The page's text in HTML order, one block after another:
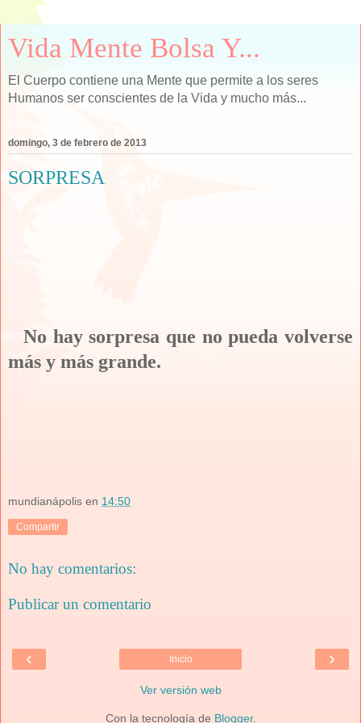
Vida Mente Bolsa Y...
El Cuerpo contiene una Mente que permite a los seres
Humanos ser conscientes de la Vida y mucho más...
domingo, 3 de febrero de 2013
SORPRESA
No hay sorpresa que no pueda volverse
más y más grande.
mundianápolis en 14:50
Compartir
No hay comentarios:
Publicar un comentario
‹ ›
Inicio
Ver versión web
Con la tecnología de Blogger.